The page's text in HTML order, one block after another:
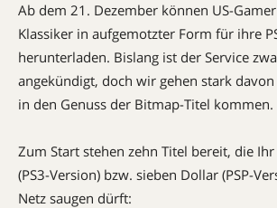
Ab dem 21. Dezember können US-
Klassiker in aufgemotzter Form für ihre
herunterladen. Bislang ist der Service
angekündigt, doch wir gehen stark
in den Genuss der Bitmap-Titel kommen.
Zum Start stehen zehn Titel bereit, die
(PS3-Version) bzw. sieben Dollar (PSP-
Netz saugen dürft: